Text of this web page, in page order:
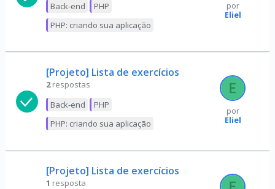
Back-end
PHP
PHP: criando sua aplicação
por
Eliel
[Projeto] Lista de exercícios
2 respostas
Back-end
PHP
PHP: criando sua aplicação
por
Eliel
[Projeto] Lista de exercícios
1 resposta